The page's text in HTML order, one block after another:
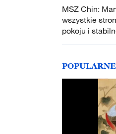
MSZ Chin:
wszystkie
pokoju i
Wschodzie
POPULARNE